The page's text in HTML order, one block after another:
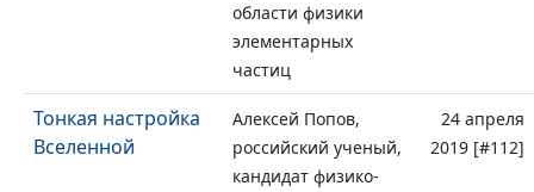
области физики
элементарных
частиц
Тонкая настройка
Вселенной
Алексей Попов,
российский ученый,
кандидат физико-
24 апреля
2019 [#112]